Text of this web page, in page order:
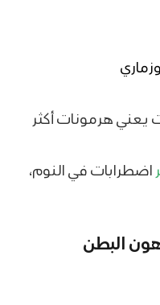
يعني هرمونات أكثر
اضطرابات في النوم،
البطن